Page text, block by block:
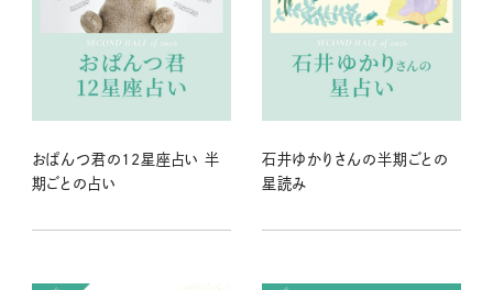
おぱんつ君の12星座占い 半
期ごとの占い
石井ゆかりさんの半期ごとの
星読み